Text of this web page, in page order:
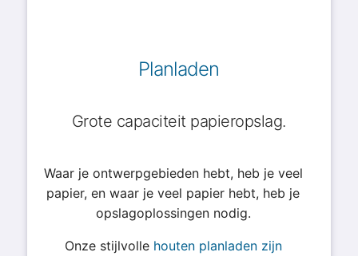
Planladen
Grote capaciteit papieropslag.
Waar je ontwerpgebieden hebt, heb je veel
papier, en waar je veel papier hebt, heb je
opslagoplossingen nodig.
Onze stijlvolle houten planladen zijn